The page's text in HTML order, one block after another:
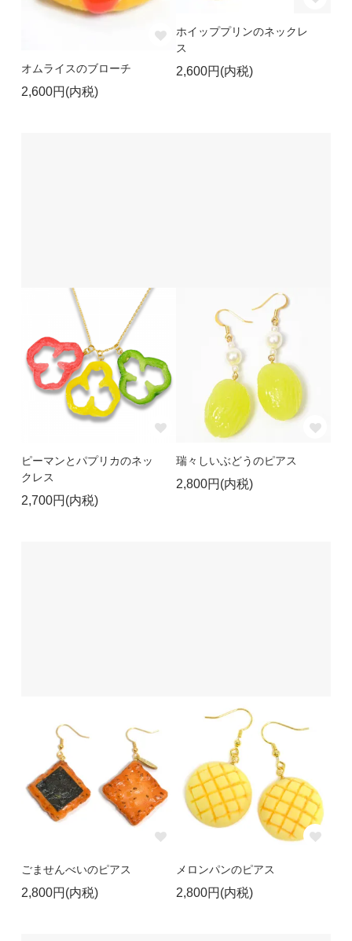
オムライスのブローチ
2,600円(内税)
ホイッププリンのネックレ
ス
2,600円(内税)
ピーマンとパプリカのネッ
クレス
2,700円(内税)
瑞々しいぶどうのピアス
2,800円(内税)
ごませんべいのピアス
2,800円(内税)
メロンパンのピアス
2,800円(内税)